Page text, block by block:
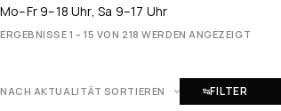
Mo–Fr 9–18 Uhr, Sa 9–17 Uhr
ERGEBNISSE 1 – 15 VON 218 WERDEN ANGEZEIGT
NACH AKTUALITÄT SORTIEREN FILTER